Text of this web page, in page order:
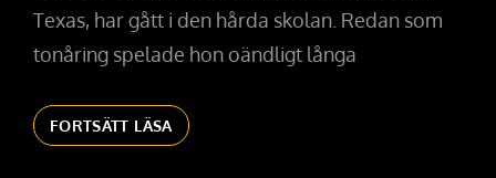
Texas, har gått i den hårda skolan. Redan som
tonåring spelade hon oändligt långa
FORTSÄTT LÄSAFREDAG
17/5